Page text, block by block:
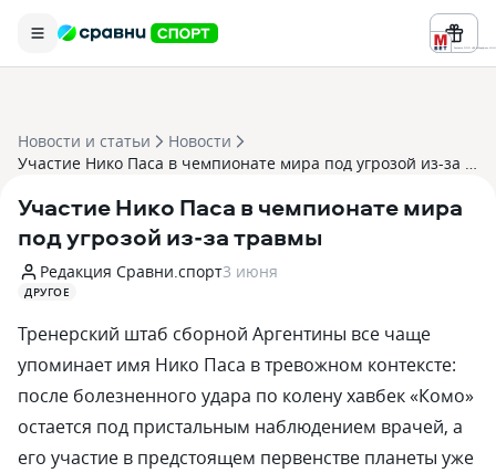
Реклама ООО «БК «Марафон» ИНН
Новости и статьи
Новости
Участие Нико Паса в чемпионате мира под угрозой из-за травмы
Участие Нико Паса в чемпионате мира
под угрозой из-за травмы
Редакция Сравни.спорт3 июня
ДРУГОЕ
Тренерский штаб сборной Аргентины все чаще
упоминает имя Нико Паса в тревожном контексте:
после болезненного удара по колену хавбек «Комо»
остается под пристальным наблюдением врачей, а
его участие в предстоящем первенстве планеты уже